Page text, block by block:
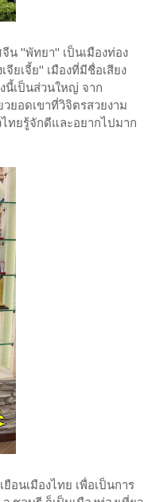
น "พัทยา" เป็นเมืองท่อง
ยเจี้ย" เมืองที่มีชื่อเสียง
นี้เป็นส่วนใหญ่ จาก
ยอดเขาที่วิจิตรสวยงาม
ทยรู้จักดีและอยากไปมาก
อนเมืองไทย เพื่อเป็นการ